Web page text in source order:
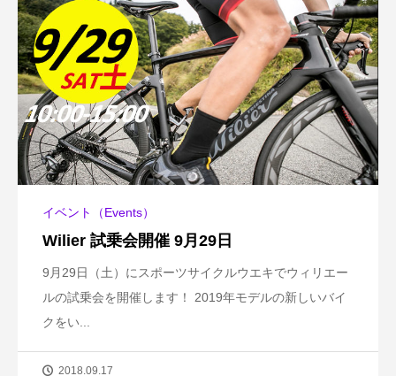
イベント（Events）
Wilier 試乗会開催 9月29日
9月29日（土）にスポーツサイクルウエキでウィリエー
ルの試乗会を開催します！ 2019年モデルの新しいバイ
クをい...
2018.09.17